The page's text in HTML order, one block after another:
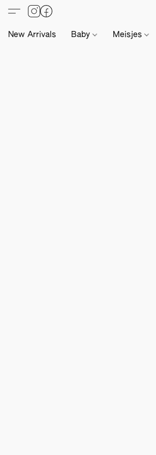
New Arrivals Baby Meisjes